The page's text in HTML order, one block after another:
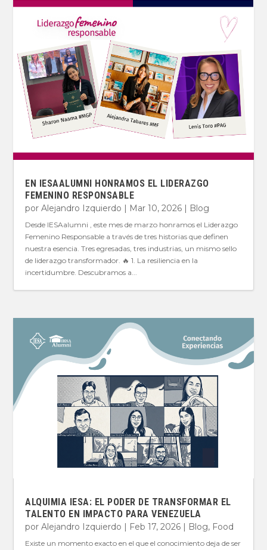
EN IESAALUMNI HONRAMOS EL LIDERAZGO
FEMENINO RESPONSABLE
porAlejandro Izquierdo | Mar 10, 2026 | Blog
Desde IESAalumni , este mes de marzo honramos el Liderazgo
Femenino Responsable a través de tres historias que definen
nuestra esencia. Tres egresadas, tres industrias, un mismo sello
de liderazgo transformador. 🔥 1. La resiliencia en la
incertidumbre. Descubramos a...
ALQUIMIA IESA: EL PODER DE TRANSFORMAR EL
TALENTO EN IMPACTO PARA VENEZUELA
porAlejandro Izquierdo | Feb 17, 2026 | Blog, Food
Existe un momento exacto en el que el conocimiento deja de ser